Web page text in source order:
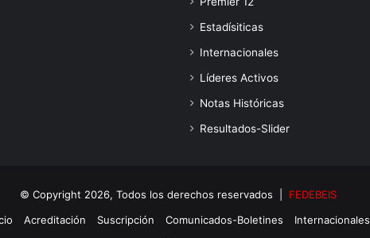
Estadísiticas
Internacionales
Líderes Activos
Notas Históricas
Resultados-Slider
© Copyright 2026, Todos los derechos reservados | FEDEBEIS
Acreditación Suscripción Comunicados-Boletines
Internacionales